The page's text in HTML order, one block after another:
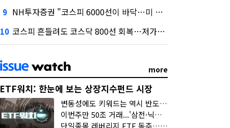
9 NH투자증권 "코스피 6000선이 바닥…미 금리 안정 후 추가 회복"
10 코스피 흔들려도 코스닥 800선 회복…저가매수세 유입
more
ETF워치: 한눈에 보는 상장지수펀드 시장
변동성에도 키워드는 역시 반도체…신상품은 우주·방산
이번주만 50조 거래...'삼전·닉스 레버리지' 수익률은 -30%
단일종목 레버리지 ETF 독주…'증시 블랙홀'